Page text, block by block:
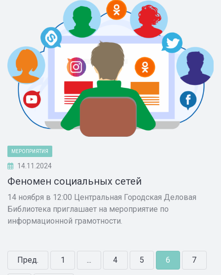
МЕРОПРИЯТИЯ
14.11.2024
Феномен социальных сетей
14 ноября в 12:00 Центральная Городская Деловая
Библиотека приглашает на мероприятие по
информационной грамотности.
Пред. 1 ... 4 5 6 7